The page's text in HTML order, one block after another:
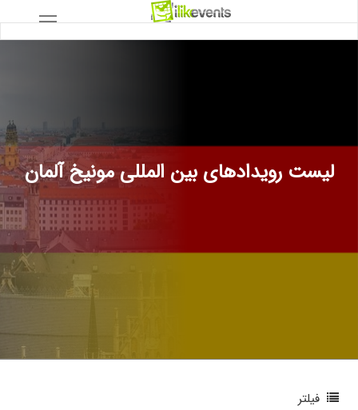
لیست رویدادهای بین المللی مونیخ آلمان
فیلتر